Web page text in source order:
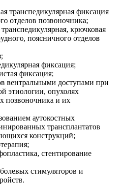
транспедикулярная фиксация
отделов позвоночника;
крючковая
поясничного отделов
фиксация;
фиксация;
вентральными доступами при
этиологии, опухолях
позвоночника и их
аутокостных
трансплантатов
конструкций;
стентирование
стимуляторов и